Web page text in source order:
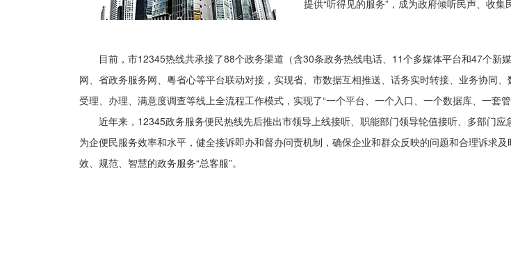
提供“听得见的服务”，成为政府倾听民声、收集
目前，市12345热线共承接了88个政务渠道（含30条政务热线电话、11个多媒体平台和47个
网、省政务服务网、粤省心等平台联动对接，实现省、市数据互相推送、话务实时转接、业务协同
受理、办理、满意度调查等线上全流程工作模式，实现了“一个平台、一个入口、一个数据库、一套管
近年来，12345政务服务便民热线先后推出市领导上线接听、职能部门领导轮值接听、多部门
为企便民服务效率和水平，健全接诉即办和督办问责机制，确保企业和群众反映的问题和合理诉求
效、规范、智慧的政务服务“总客服”。